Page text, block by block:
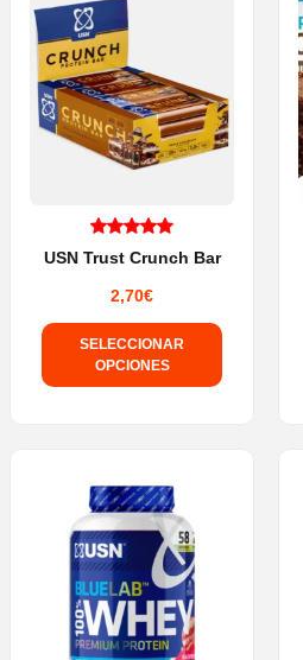
Valorado
con5.00
de 5
USN Trust Crunch Bar
2,70€
SELECCIONAR
OPCIONES
múltiples
variantes.
Las
opciones
se